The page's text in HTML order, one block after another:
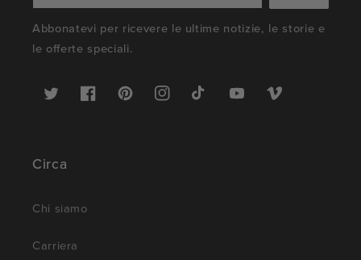
Abbonatevi per ricevere le ultime notizie, le storie e
le offerte speciali.
Twitter FacebookPinterestInstagramTikTok YouTubeVimeo
Circa
Chi siamo
Carriera